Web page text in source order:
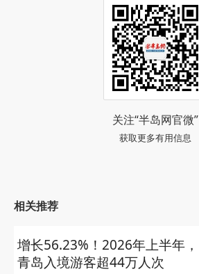
关注“半岛网官微”
获取更多有用信息
相关推荐
增长56.23%！2026年上半年，
青岛入境游客超44万人次